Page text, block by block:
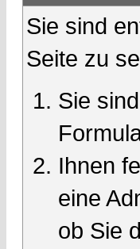
Sie sind
Seite zu
Sie
Ihnen
eine
ob Sie